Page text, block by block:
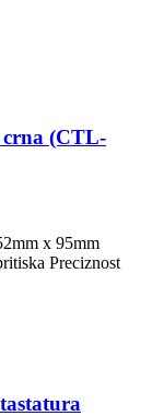
(CTL-
x 95mm
Preciznost